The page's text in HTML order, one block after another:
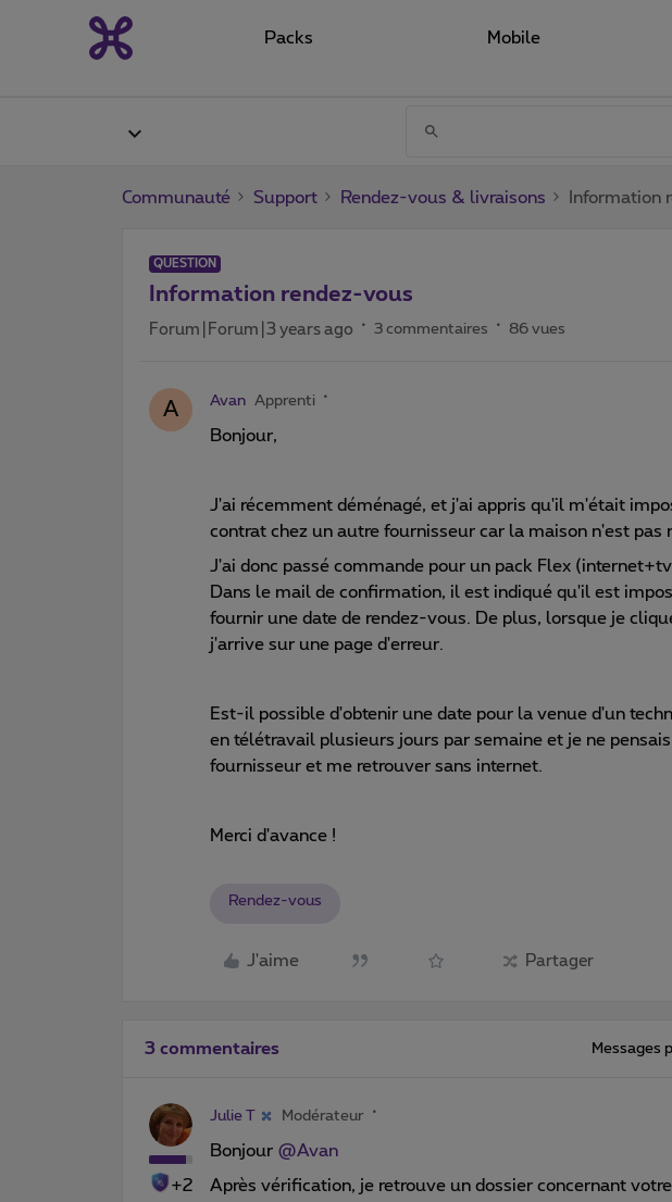
Packs Mobile
Communauté Support Rendez-vous & livraisons Information
QUESTION
Information rendez-vous
Forum|Forum|3 years ago 3 commentaires 86 vues
A Avan Apprenti
Bonjour,
J'ai récemment déménagé, et j'ai appris qu'il m'était
contrat chez un autre fournisseur car la maison n'est pas
J'ai donc passé commande pour un pack Flex
Dans le mail de confirmation, il est indiqué qu'il est
fournir une date de rendez-vous. De plus, lorsque je
j'arrive sur une page d'erreur.
Est-il possible d'obtenir une date pour la venue d'un
en télétravail plusieurs jours par semaine et je ne
fournisseur et me retrouver sans internet.
Merci d'avance !
Rendez-vous
J'aime Partager
3 commentaires Messages
+2
Julie T Modérateur
Bonjour @Avan
Après vérification, je retrouve un dossier concernant